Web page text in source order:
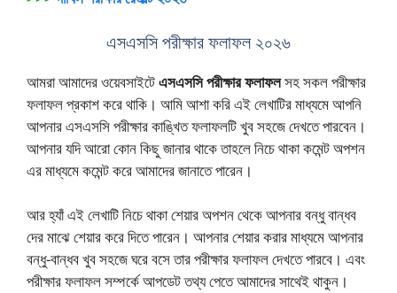
এসএসসি পরীক্ষার ফলাফল ২০২৬
আমরা আমাদের ওয়েবসাইটেএসএসসি পরীক্ষার ফলাফলসহ সকল পরীক্ষার
ফলাফল প্রকাশ করে থাকি। আমি আশা করি এই লেখাটির মাধ্যমে আপনি
আপনার এসএসসি পরীক্ষার কাঙ্খিত ফলাফলটি খুব সহজে দেখতে পারবেন।
আপনার যদি আরো কোন কিছু জানার থাকে তাহলে নিচে থাকা কমেন্ট অপশন
এর মাধ্যমে কমেন্ট করে আমাদের জানাতে পারেন।
আর হ্যাঁ এই লেখাটি নিচে থাকা শেয়ার অপশন থেকে আপনার বন্ধু বান্ধব
দের মাঝে শেয়ার করে দিতে পারেন। আপনার শেয়ার করার মাধ্যমে আপনার
বন্ধু-বান্ধব খুব সহজে ঘরে বসে তার পরীক্ষার ফলাফল দেখতে পারবে। এবং
পরীক্ষার ফলাফল সম্পর্কে আপডেট তথ্য পেতে আমাদের সাথেই থাকুন।